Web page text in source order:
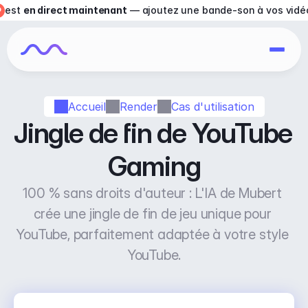
Accueil Render Cas d'utilisation
Jingle de fin de YouTube
Gaming
100 % sans droits d'auteur : L'IA de Mubert
crée une jingle de fin de jeu unique pour
YouTube, parfaitement adaptée à votre style
YouTube.
est en direct maintenant — ajoutez une bande-son à vos